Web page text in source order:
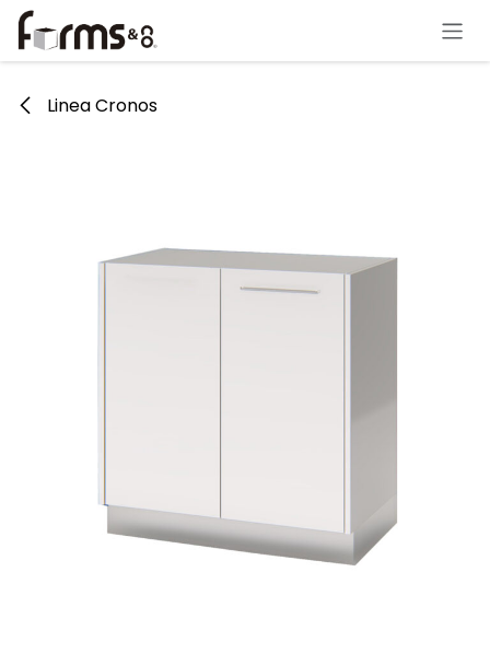
Ir al contenido
Linea Cronos